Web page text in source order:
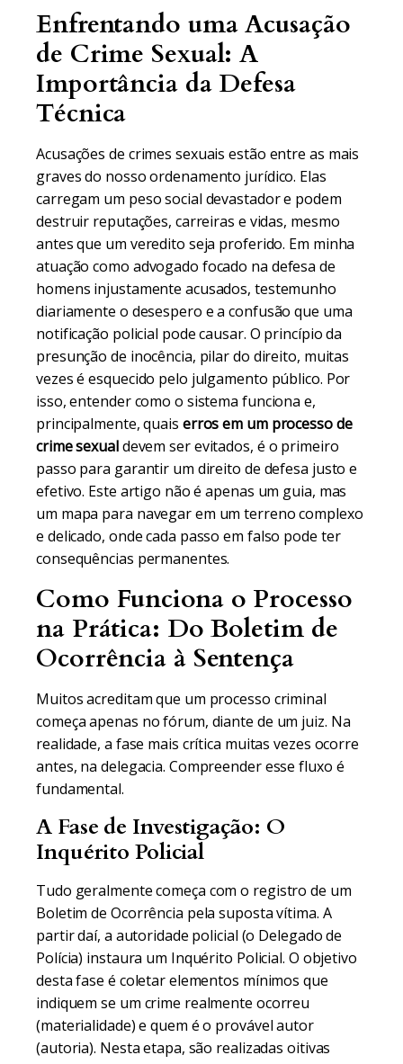
Enfrentando uma Acusação
de Crime Sexual: A
Importância da Defesa
Técnica
Acusações de crimes sexuais estão entre as mais
graves do nosso ordenamento jurídico. Elas
carregam um peso social devastador e podem
destruir reputações, carreiras e vidas, mesmo
antes que um veredito seja proferido. Em minha
atuação como advogado focado na defesa de
homens injustamente acusados, testemunho
diariamente o desespero e a confusão que uma
notificação policial pode causar. O princípio da
presunção de inocência, pilar do direito, muitas
vezes é esquecido pelo julgamento público. Por
isso, entender como o sistema funciona e,
principalmente, quais erros em um processo de
crime sexualdevem ser evitados, é o primeiro
passo para garantir um direito de defesa justo e
efetivo. Este artigo não é apenas um guia, mas
um mapa para navegar em um terreno complexo
e delicado, onde cada passo em falso pode ter
consequências permanentes.
Como Funciona o Processo
na Prática: Do Boletim de
Ocorrência à Sentença
Muitos acreditam que um processo criminal
começa apenas no fórum, diante de um juiz. Na
realidade, a fase mais crítica muitas vezes ocorre
antes, na delegacia. Compreender esse fluxo é
fundamental.
A Fase de Investigação: O
Inquérito Policial
Tudo geralmente começa com o registro de um
Boletim de Ocorrência pela suposta vítima. A
partir daí, a autoridade policial (o Delegado de
Polícia) instaura um Inquérito Policial. O objetivo
desta fase é coletar elementos mínimos que
indiquem se um crime realmente ocorreu
(materialidade) e quem é o provável autor
(autoria). Nesta etapa, são realizadas oitivas